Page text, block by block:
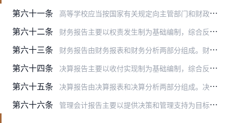
第六十一条
高等学校应当按国家有关规定向主管部门和财政部门以及其他有关的报告使用者提供财务报告、决算报告。高等学校应当为相关使用者提供满足需要的管理会计报告。
第六十二条 财务报告主要以权责发生制为基础编制，综合反映高等学校特定日期财务状况和一定时期运行情况等信息。
第六十三条 财务报告由财务报表和财务分析两部分组成。财务报表主要包括资产负债表、收入费用表等会计报表和报表附注。财务分析的内容主要包括财务状况分析、运行情况分析和财务管理情…
第六十四条 决算报告主要以收付实现制为基础编制，综合反映高等学校年度预算收支执行结果等信息。
第六十五条 决算报告由决算报表和决算分析两部分组成。决算报表主要包括收入支出表、财政拨款收入支出表等。决算分析的内容主要包括收支预算执行分析、资金使用效益分析和机构人员情况…
第六十六条 管理会计报告主要以提供决策和管理支持为目标，根据相关使用者的需要编制，反映高等学校绩效管理、成本管理、内部控制、国有资产管理等情况。